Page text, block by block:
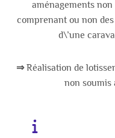
aménagements
comprenant ou non
d\’une
⇒Réalisation de
non soumis